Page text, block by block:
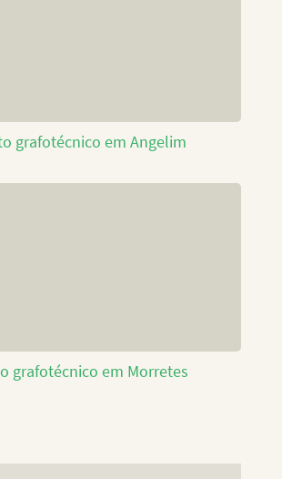
grafotécnico em Angelim
grafotécnico em Morretes